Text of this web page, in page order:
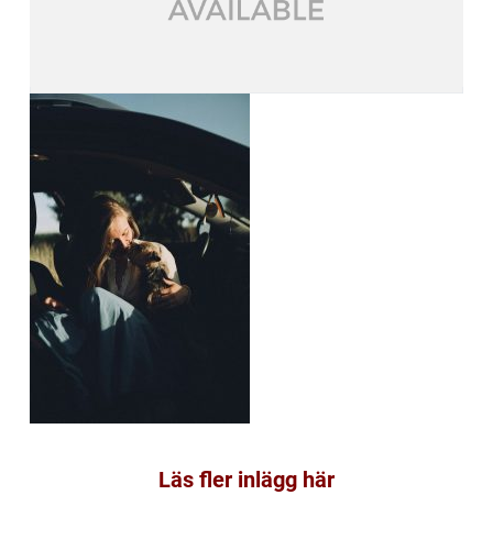
Läs fler inlägg här